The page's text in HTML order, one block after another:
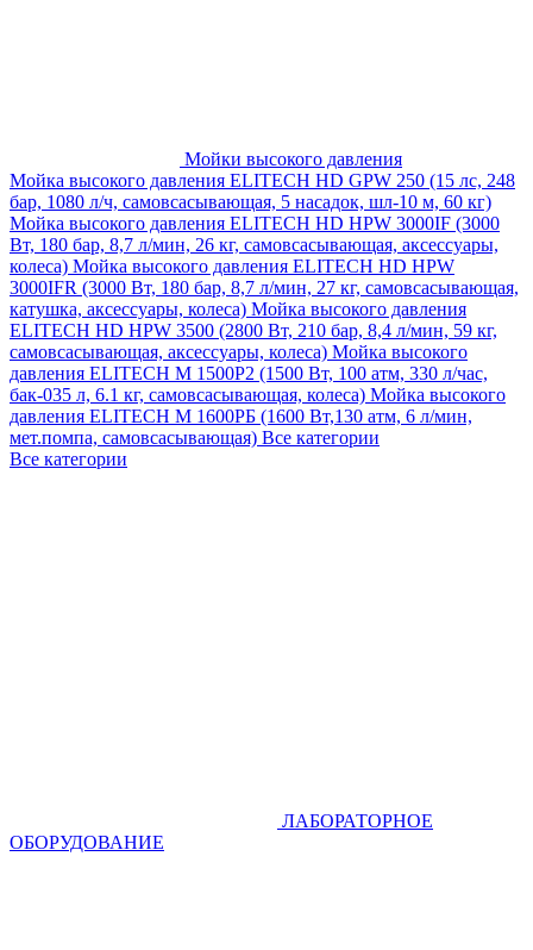
Мойки высокого давления
Мойка высокого давления ELITECH HD GPW 250 (15 лс, 248
бар, 1080 л/ч, самовсасывающая, 5 насадок, шл-10 м, 60 кг)
Мойка высокого давления ELITECH HD HPW 3000IF (3000
Вт, 180 бар, 8,7 л/мин, 26 кг, самовсасывающая, аксессуары,
колеса) Мойка высокого давления ELITECH HD HPW
3000IFR (3000 Вт, 180 бар, 8,7 л/мин, 27 кг, самовсасывающая,
катушка, аксессуары, колеса) Мойка высокого давления
ELITECH HD HPW 3500 (2800 Вт, 210 бар, 8,4 л/мин, 59 кг,
самовсасывающая, аксессуары, колеса) Мойка высокого
давления ELITECH M 1500P2 (1500 Вт, 100 атм, 330 л/час,
бак-035 л, 6.1 кг, самовсасывающая, колеса) Мойка высокого
давления ELITECH М 1600РБ (1600 Вт,130 атм, 6 л/мин,
мет.помпа, самовсасывающая) Все категории
Все категории
ЛАБОРАТОРНОЕ
ОБОРУДОВАНИЕ